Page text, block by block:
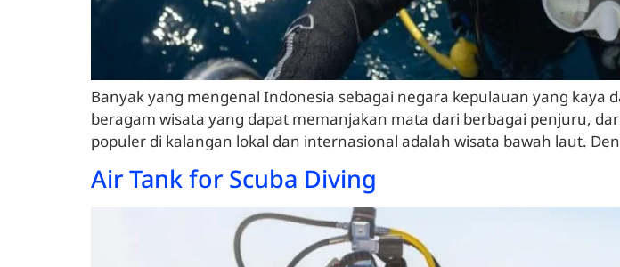
Banyak yang mengenal Indonesia sebagai negara kepulauan yang
beragam wisata yang dapat memanjakan mata dari berbagai penjuru,
populer di kalangan lokal dan internasional adalah wisata bawah laut.
Air Tank for Scuba Diving